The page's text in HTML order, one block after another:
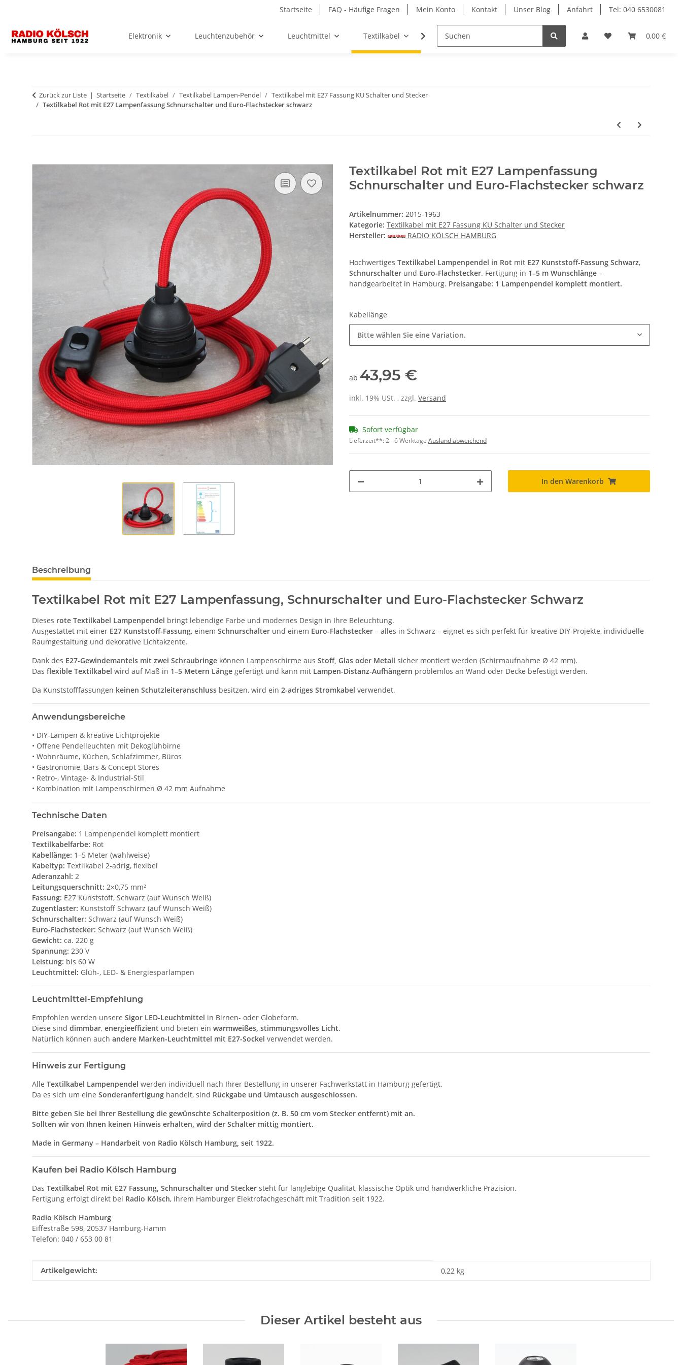
Startseite FAQ - Häufige Fragen Mein Konto Kontakt Unser Blog Anfahrt Tel: 040 6530081
0,00 €
Elektronik Leuchtenzubehör Leuchtmittel Textilkabel Möbel-Ersatzteile Retouren-Shop
Zurück zur Liste Startseite Textilkabel Textilkabel Lampen-Pendel
Textilkabel mit E27 Fassung KU Schalter und Stecker
Textilkabel Rot mit E27 Lampenfassung Schnurschalter und Euro-Flachstecker schwarz
Textilkabel Rot mit E27 Lampenfassung
Schnurschalter und Euro-Flachstecker schwarz
Artikelnummer: 2015-1963
Kategorie: Textilkabel mit E27 Fassung KU Schalter und Stecker
Hersteller:
RADIO KÖLSCH HAMBURG
Hochwertiges Textilkabel Lampenpendel in Rot mit E27 Kunststoff-Fassung Schwarz,
Schnurschalter und Euro-Flachstecker. Fertigung in 1–5 m Wunschlänge –
handgearbeitet in Hamburg. Preisangabe: 1 Lampenpendel komplett montiert.
Kabellänge
Bitte wählen Sie eine Variation.
ab 43,95 €
inkl. 19% USt. , zzgl. Versand
Sofort verfügbar
Lieferzeit**:2 - 6 Werktage Ausland abweichend
In den Warenkorb
Beschreibung
Textilkabel Rot mit E27 Lampenfassung, Schnurschalter und Euro-Flachstecker Schwarz
Dieses rote Textilkabel Lampenpendel bringt lebendige Farbe und modernes Design in Ihre Beleuchtung.
Ausgestattet mit einer E27 Kunststoff-Fassung, einem Schnurschalter und einem Euro-Flachstecker – alles in Schwarz – eignet es sich perfekt für kreative DIY-Projekte, individuelle
Raumgestaltung und dekorative Lichtakzente.
Dank des E27-Gewindemantels mit zwei Schraubringe können Lampenschirme aus Stoff, Glas oder Metall sicher montiert werden (Schirmaufnahme Ø 42 mm).
Das flexible Textilkabel wird auf Maß in 1–5 Metern Länge gefertigt und kann mit Lampen-Distanz-Aufhängern problemlos an Wand oder Decke befestigt werden.
Da Kunststofffassungen keinen Schutzleiteranschluss besitzen, wird ein 2-adriges Stromkabel verwendet.
Anwendungsbereiche
• DIY-Lampen & kreative Lichtprojekte
• Offene Pendelleuchten mit Dekoglühbirne
• Wohnräume, Küchen, Schlafzimmer, Büros
• Gastronomie, Bars & Concept Stores
• Retro-, Vintage- & Industrial-Stil
• Kombination mit Lampenschirmen Ø 42 mm Aufnahme
Technische Daten
Preisangabe: 1 Lampenpendel komplett montiert
Textilkabelfarbe: Rot
Kabellänge: 1–5 Meter (wahlweise)
Kabeltyp: Textilkabel 2-adrig, flexibel
Aderanzahl: 2
Leitungsquerschnitt: 2×0,75 mm²
Fassung: E27 Kunststoff, Schwarz (auf Wunsch Weiß)
Zugentlaster: Kunststoff Schwarz (auf Wunsch Weiß)
Schnurschalter: Schwarz (auf Wunsch Weiß)
Euro-Flachstecker: Schwarz (auf Wunsch Weiß)
Gewicht: ca. 220 g
Spannung: 230 V
Leistung: bis 60 W
Leuchtmittel: Glüh-, LED- & Energiesparlampen
Leuchtmittel-Empfehlung
Empfohlen werden unsere Sigor LED-Leuchtmittel in Birnen- oder Globeform.
Diese sind dimmbar, energieeffizient und bieten ein warmweißes, stimmungsvolles Licht.
Natürlich können auch andere Marken-Leuchtmittel mit E27-Sockel verwendet werden.
Hinweis zur Fertigung
Alle Textilkabel Lampenpendel werden individuell nach Ihrer Bestellung in unserer Fachwerkstatt in Hamburg gefertigt.
Da es sich um eine Sonderanfertigung handelt, sind Rückgabe und Umtausch ausgeschlossen.
Bitte geben Sie bei Ihrer Bestellung die gewünschte Schalterposition (z. B. 50 cm vom Stecker entfernt) mit an.
Sollten wir von Ihnen keinen Hinweis erhalten, wird der Schalter mittig montiert.
Made in Germany – Handarbeit von Radio Kölsch Hamburg, seit 1922.
Kaufen bei Radio Kölsch Hamburg
Das Textilkabel Rot mit E27 Fassung, Schnurschalter und Stecker steht für langlebige Qualität, klassische Optik und handwerkliche Präzision.
Fertigung erfolgt direkt bei Radio Kölsch, Ihrem Hamburger Elektrofachgeschäft mit Tradition seit 1922.
Radio Kölsch Hamburg
Eiffestraße 598, 20537 Hamburg-Hamm
Telefon: 040 / 653 00 81
Produkteigenschaft
Wert
Artikelgewicht: 0,22 kg
Dieser Artikel besteht aus